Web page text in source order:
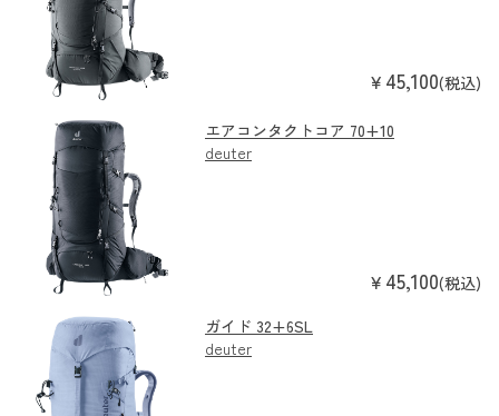
￥ 45,100(税込)
エアコンタクトコア 70+10
deuter
￥ 45,100(税込)
ガイド 32+6SL
deuter